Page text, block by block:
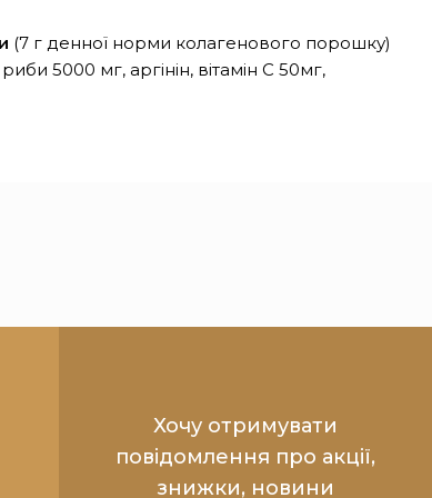
(7 г денної норми колагенового порошку)
5000 мг, аргінін, вітамін С 50мг,
Хочу отримувати
повідомлення про акції,
знижки, новини